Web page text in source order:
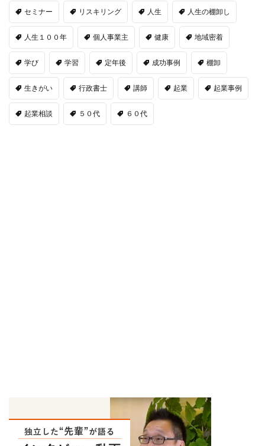
セミナー リスキリング 人生 人生の棚卸し
人生１００年 個人事業主 健康 地域密着
学び 学習 定年後 成功事例 棚卸
生きがい 行政書士 講師 起業 起業事例
起業相談 ５０代 ６０代